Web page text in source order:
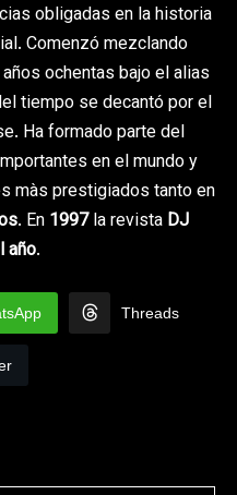
obligadas en la historia
Comenzó mezclando
ochentas bajo el alias
tiempo se decantó por el
Ha formado parte del
en el mundo y
màs prestigiados tanto en
. En 1997la revista DJ
año.
Threads